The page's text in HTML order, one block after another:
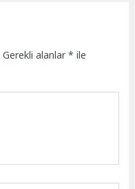
Gerekli alanlar* ile